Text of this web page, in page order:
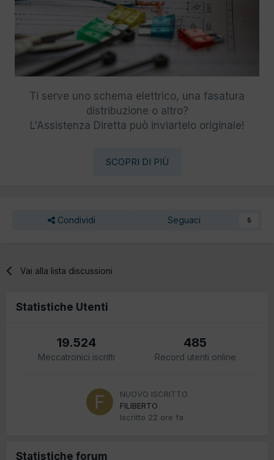
Ti serve uno schema elettrico, una fasatura
distribuzione o altro?
L'Assistenza Diretta può inviartelo originale!
SCOPRI DI PIÙ
Condividi Seguaci 5
Vai alla lista discussioni
Statistiche Utenti
19.524
Meccatronici iscritti
485
Record utenti online
NUOVO ISCRITTO
FILIBERTO
Iscritto 22 ore fa
Statistiche forum